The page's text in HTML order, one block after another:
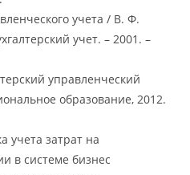
учета / В. Ф.
учет. – 2001. –
управленческий
образование, 2012.
учета затрат на
в системе бизнес